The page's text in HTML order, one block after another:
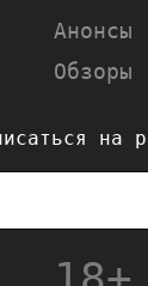
Анонсы
Обзоры
на